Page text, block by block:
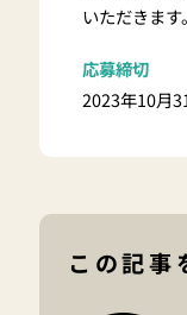
いただきます。
応募締切
2023年10月
この記事